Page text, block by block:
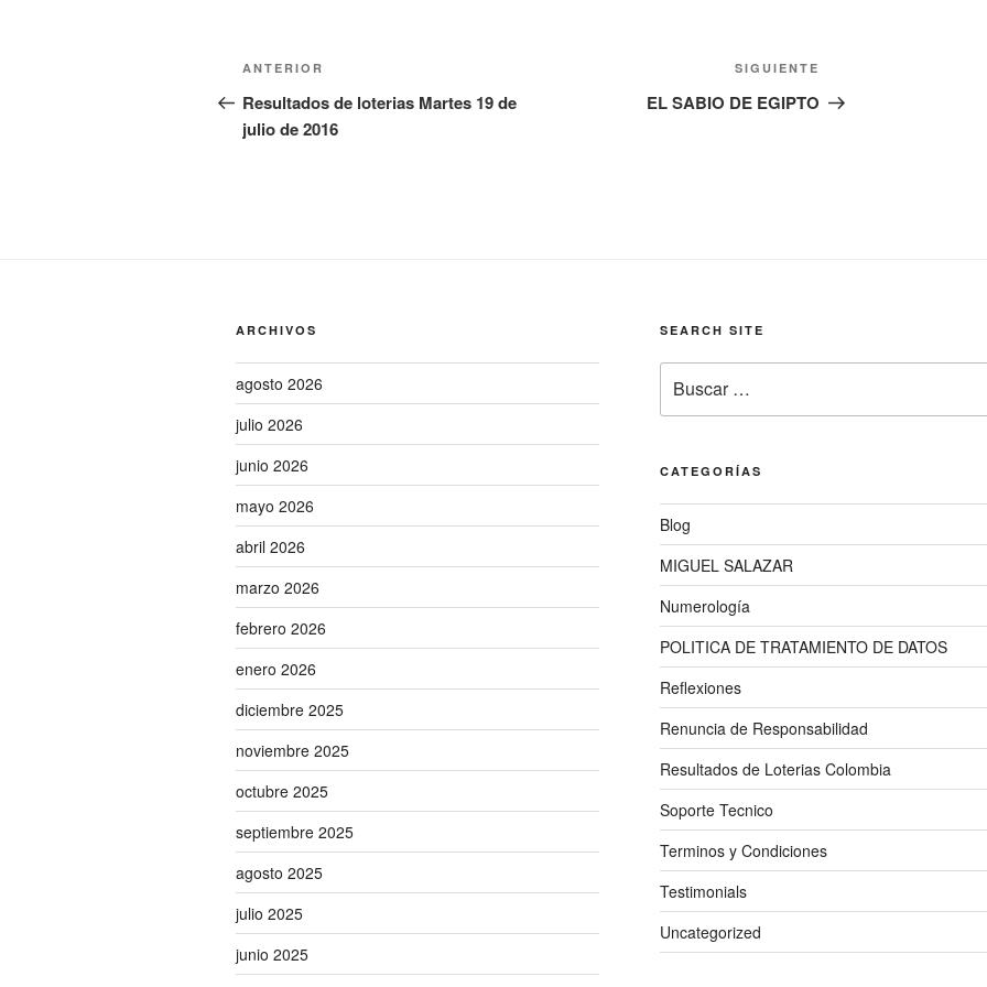
Navegación
de
entradas
Entrada
anterior:
ANTERIOR
Resultados de loterias Martes 19 de
julio de 2016
entrada
SIGUIENTE
EL SABIO DE EGIPTO
ARCHIVOS
agosto 2026
julio 2026
junio 2026
mayo 2026
abril 2026
marzo 2026
febrero 2026
enero 2026
diciembre 2025
noviembre 2025
octubre 2025
septiembre 2025
agosto 2025
julio 2025
junio 2025
SEARCH SITE
por:
CATEGORÍAS
Blog
MIGUEL SALAZAR
Numerología
POLITICA DE TRATAMIENTO DE DATOS
Reflexiones
Renuncia de Responsabilidad
Resultados de Loterias Colombia
Soporte Tecnico
Terminos y Condiciones
Testimonials
Uncategorized